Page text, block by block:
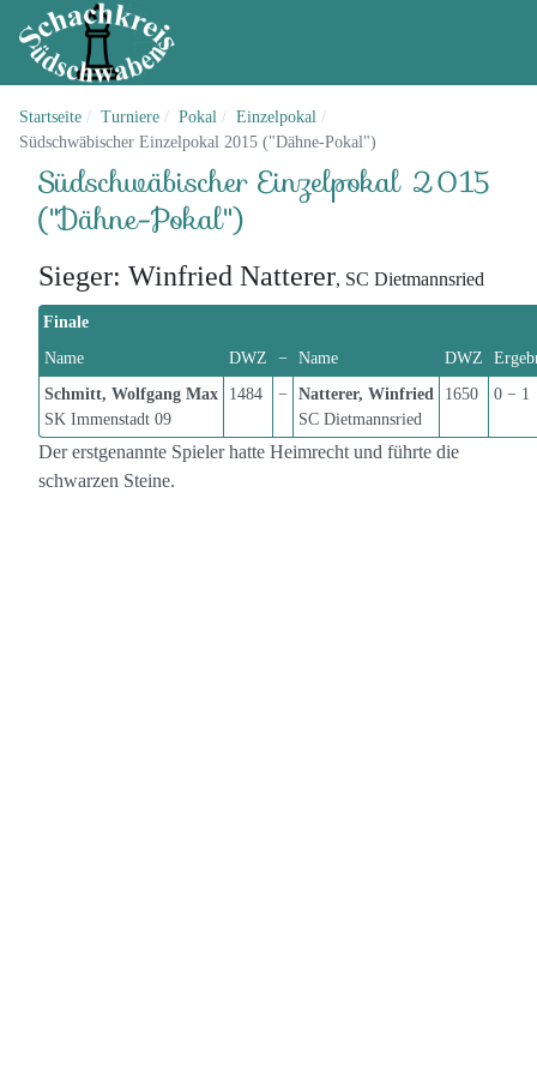
Startseite Turniere Pokal
Einzelpokal
Südschwäbischer Einzelpokal 2015 ("Dähne-Pokal")
Südschwäbischer Einzelpokal 2015
("Dähne-Pokal")
Sieger: Winfried Natterer, SC Dietmannsried
Finale
Name
DWZ − Name DWZ
Schmitt, Wolfgang Max
SK Immenstadt 09
1484 − Natterer, Winfried
SC Dietmannsried
1650 0 − 1
Der erstgenannte Spieler hatte Heimrecht und führte die
schwarzen Steine.